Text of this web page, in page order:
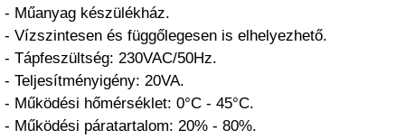
- Műanyag készülékház.
- Vízszintesen és függőlegesen is elhelyezhető.
- Tápfeszültség: 230VAC/50Hz.
- Teljesítményigény: 20VA.
- Működési hőmérséklet: 0°C - 45°C.
- Működési páratartalom: 20% - 80%.